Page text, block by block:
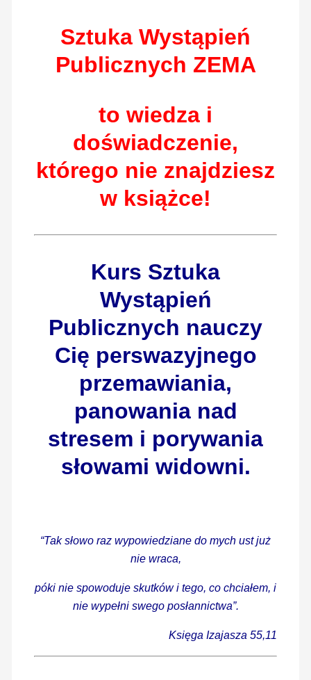
Sztuka Wystąpień
Publicznych ZEMA
to wiedza i
doświadczenie,
którego nie znajdziesz
w książce!
Kurs Sztuka
Wystąpień
Publicznych nauczy
Cię perswazyjnego
przemawiania,
panowania nad
stresem i porywania
słowami widowni.
“Tak słowo raz wypowiedziane do mych ust już
nie wraca,
póki nie spowoduje skutków i tego, co chciałem, i
nie wypełni swego posłannictwa”.
Księga Izajasza 55,11